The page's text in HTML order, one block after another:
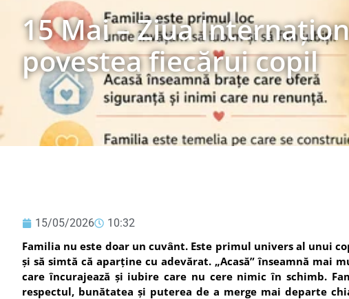
15 Mai – Ziua
povestea fiecărui copil
15/05/2026 10:32
Familia nu este doar un cuvânt. Este primul univers al unui
și să simtă că aparține cu adevărat. „Acasă” înseamnă mai
care încurajează și iubire care nu cere nimic în schimb.
respectul, bunătatea și puterea de a merge mai departe